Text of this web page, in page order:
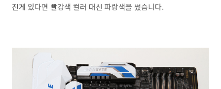
진게 있다면 빨강색 컬러 대신 파랑색을 썼습니다.